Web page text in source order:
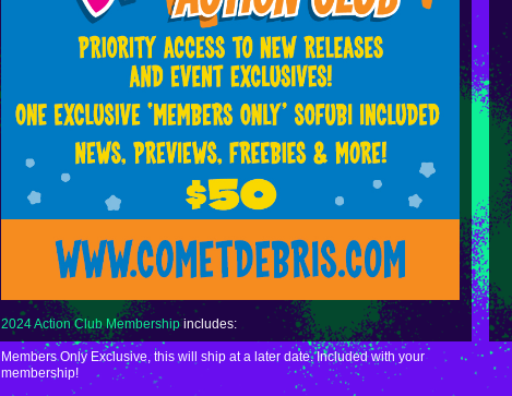
2024 Action Club Membershipincludes:
Members Only Exclusive, this will ship at a later date. Included with your
membership!